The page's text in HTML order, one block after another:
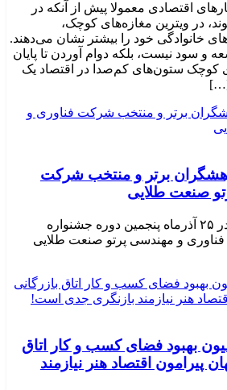
اقتصادی معمولا پیش از آنکه در
در ویترین مغازه‌های کوچک،
خانوادگی خود را بیشتر نشان می‌دهند.
و سود نیست، بلکه دوام آوردن تا پایان
ستون‌های کم‌صدا در اقتصاد یک
[…]
برتر و منتخب شرکت
صنعت طلایی
به مناسبت روز پژوهش در ۲۵ آذرماه پنجمین دوره جشنواره
و مهندسی پرتو صنعت طلایی
بهبود فضای کسب و کار اتاق
پیرامون اقتصاد هنر نیازمند